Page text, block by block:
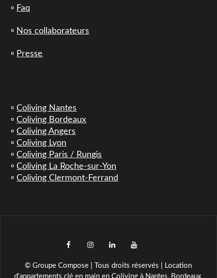
▫️ Faq
▫️ Nos collaborateurs
▫️ Presse
▫️Coliving Nantes
▫️Coliving Bordeaux
▫️Coliving Angers
▫️Coliving Lyon
▫️Coliving Paris / Rungis
▫️Coliving La Roche-sur-Yon
▫️Coliving Clermont-Ferrand
facebookinstagramLinkedInYouTube
© Groupe Compose | Tous droits réservés | Location
d'appartements clé en main en Coliving à Nantes, Bordeaux,